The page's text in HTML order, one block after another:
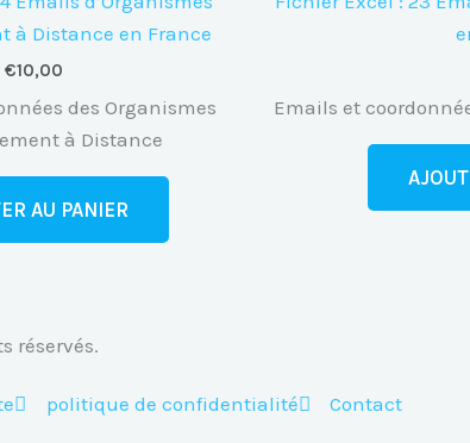
à Distance en France
€10,00
des Organismes
à Distance
AU PANIER
Emails et
réservés.
politique de confidentialité Contact